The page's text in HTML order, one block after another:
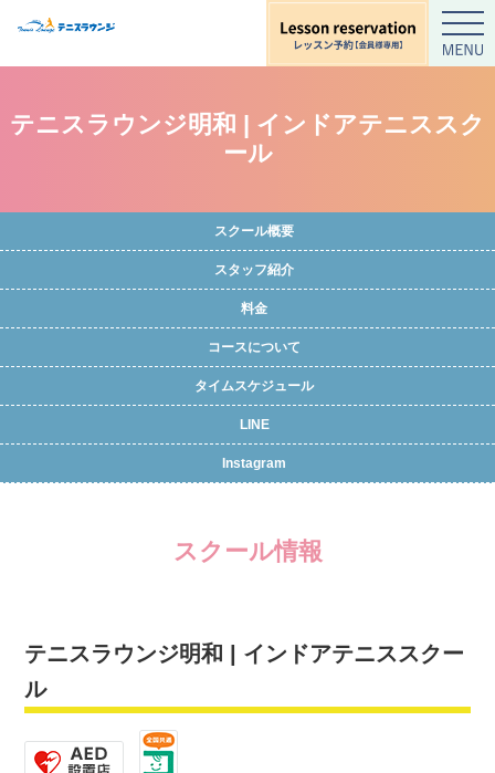
テニスラウンジ明和 | インドアテニススク
ール
スクール概要
スタッフ紹介
料金
コースについて
タイムスケジュール
LINE
Instagram
スクール情報
テニスラウンジ明和 | インドアテニススクー
ル